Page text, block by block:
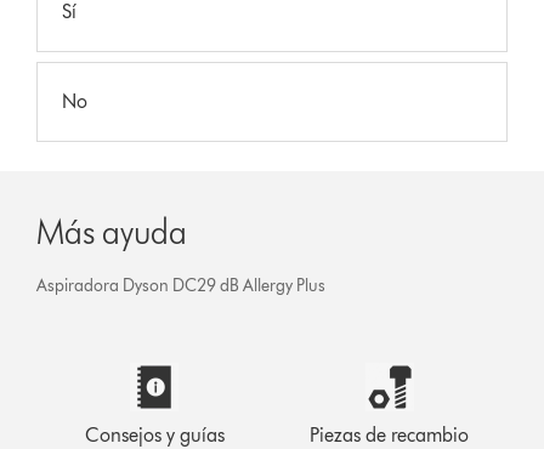
Sí
No
Más ayuda
Aspiradora Dyson DC29 dB Allergy Plus
Consejos y guías Piezas de recambio